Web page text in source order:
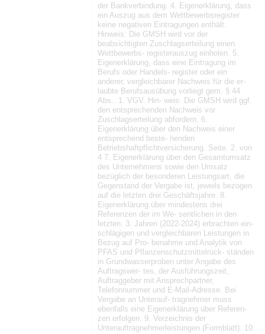
der Bankverbindung. 4. Eigenerklärung, dass
ein Auszug aus dem Wettbewerbsregister
keine negativen Eintragungen enthält.
Hinweis: Die GMSH wird vor der
beabsichtigten Zuschlagserteilung einen
Wettbewerbs- registerauszug einholen. 5.
Eigenerklärung, dass eine Eintragung im
Berufs oder Handels- register oder ein
anderer, vergleichbarer Nachweis für die er-
laubte Berufsausübung vorliegt gem. § 44
Abs.. 1. VGV. Hin- weis: Die GMSH wird ggf.
den entsprechenden Nachweis vor
Zuschlagserteilung abfordern. 6.
Eigenerklärung über den Nachweis einer
entsprechend beste- henden
Betriebshaftpflichtversicherung. Seite. 2. von
4 7. Eigenerklärung über den Gesamtumsatz
des Unternehmens sowie den Umsatz
bezüglich der besonderen Leistungsart, die
Gegenstand der Vergabe ist, jeweils bezogen
auf die letzten drei Geschäftsjahre. 8.
Eigenerklärung über mindestens drei
Referenzen der im We- sentlichen in den
letzten. 3. Jahren (2022-2024) erbrachten ein-
schlägigen und vergleichbaren Leistungen in
Bezug auf Pro- benahme und Analytik von
PFAS und Pflanzenschutzmittelrück- ständen
in Grundwasserproben unter Angabe des
Auftragswer- tes, der Ausführungszeit,
Auftraggeber mit Ansprechpartner,
Telefonnummer und E-Mail-Adresse. Bei
Vergabe an Unterauf- tragnehmer muss
ebenfalls eine Eigenerklärung über Referen-
zen erfolgen. 9. Verzeichnis der
Unterauftragnehmerleistungen (Formblatt). 10.